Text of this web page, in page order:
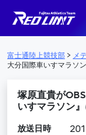
メインナビゲ
富士通陸上競技部 > メ
大分国際車いすマラソ
塚原直貴が
いすマラソン
放送日時